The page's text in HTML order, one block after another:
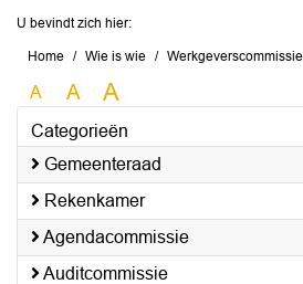
U bevindt zich hier:
Home Wie is wie Werkgeverscommissie
A A A
Categorieën
Gemeenteraad
Rekenkamer
Agendacommissie
Auditcommissie